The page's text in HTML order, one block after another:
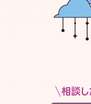
相談